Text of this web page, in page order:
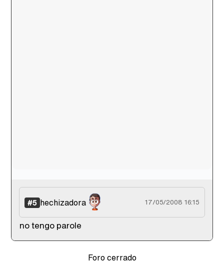
#5 hechizadora 17/05/2008 16:15
no tengo parole
Foro cerrado